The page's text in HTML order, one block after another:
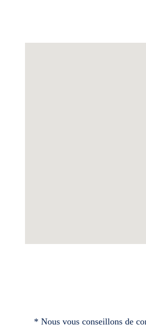
* Nous vous conseillons de